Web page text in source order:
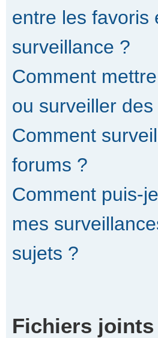
entre les favoris
surveillance ?
Comment
ou surveiller
Comment
forums ?
Comment puis-
mes
sujets ?
Fichiers joints